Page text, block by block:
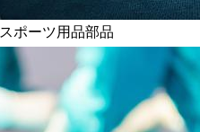
スポーツ用品部品